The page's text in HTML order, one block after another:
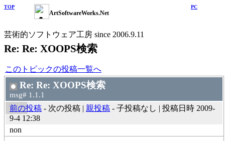
TOP PC
ArtSoftwareWorks.Net
芸術的ソフトウェア工房 since 2006.9.11
Re: Re: XOOPS検索
このトピックの投稿一覧へ
Re: Re: XOOPS検索
msg# 1.1.1
前の投稿 - 次の投稿 | 親投稿 - 子投稿なし | 投稿日時 2009-
9-4 12:38
non